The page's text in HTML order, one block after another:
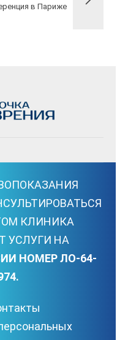
в Париже
КЛИНИКА
УСЛУГИ НА
НОМЕР ЛО-64-